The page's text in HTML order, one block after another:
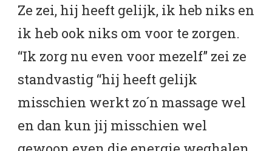
Ze zei, hij heeft gelijk, ik heb niks en
ik heb ook niks om voor te zorgen.
“Ik zorg nu even voor mezelf” zei ze
standvastig “hij heeft gelijk
misschien werkt zo´n massage wel
en dan kun jij misschien wel